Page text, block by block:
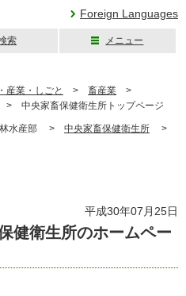
Foreign Languages
索 メニュー
産業・しごと > 畜産業 >
> 中央家畜保健衛生所トップページ
水産部 > 中央家畜保健衛生所 >
平成30年07月25日
健衛生所のホームペー